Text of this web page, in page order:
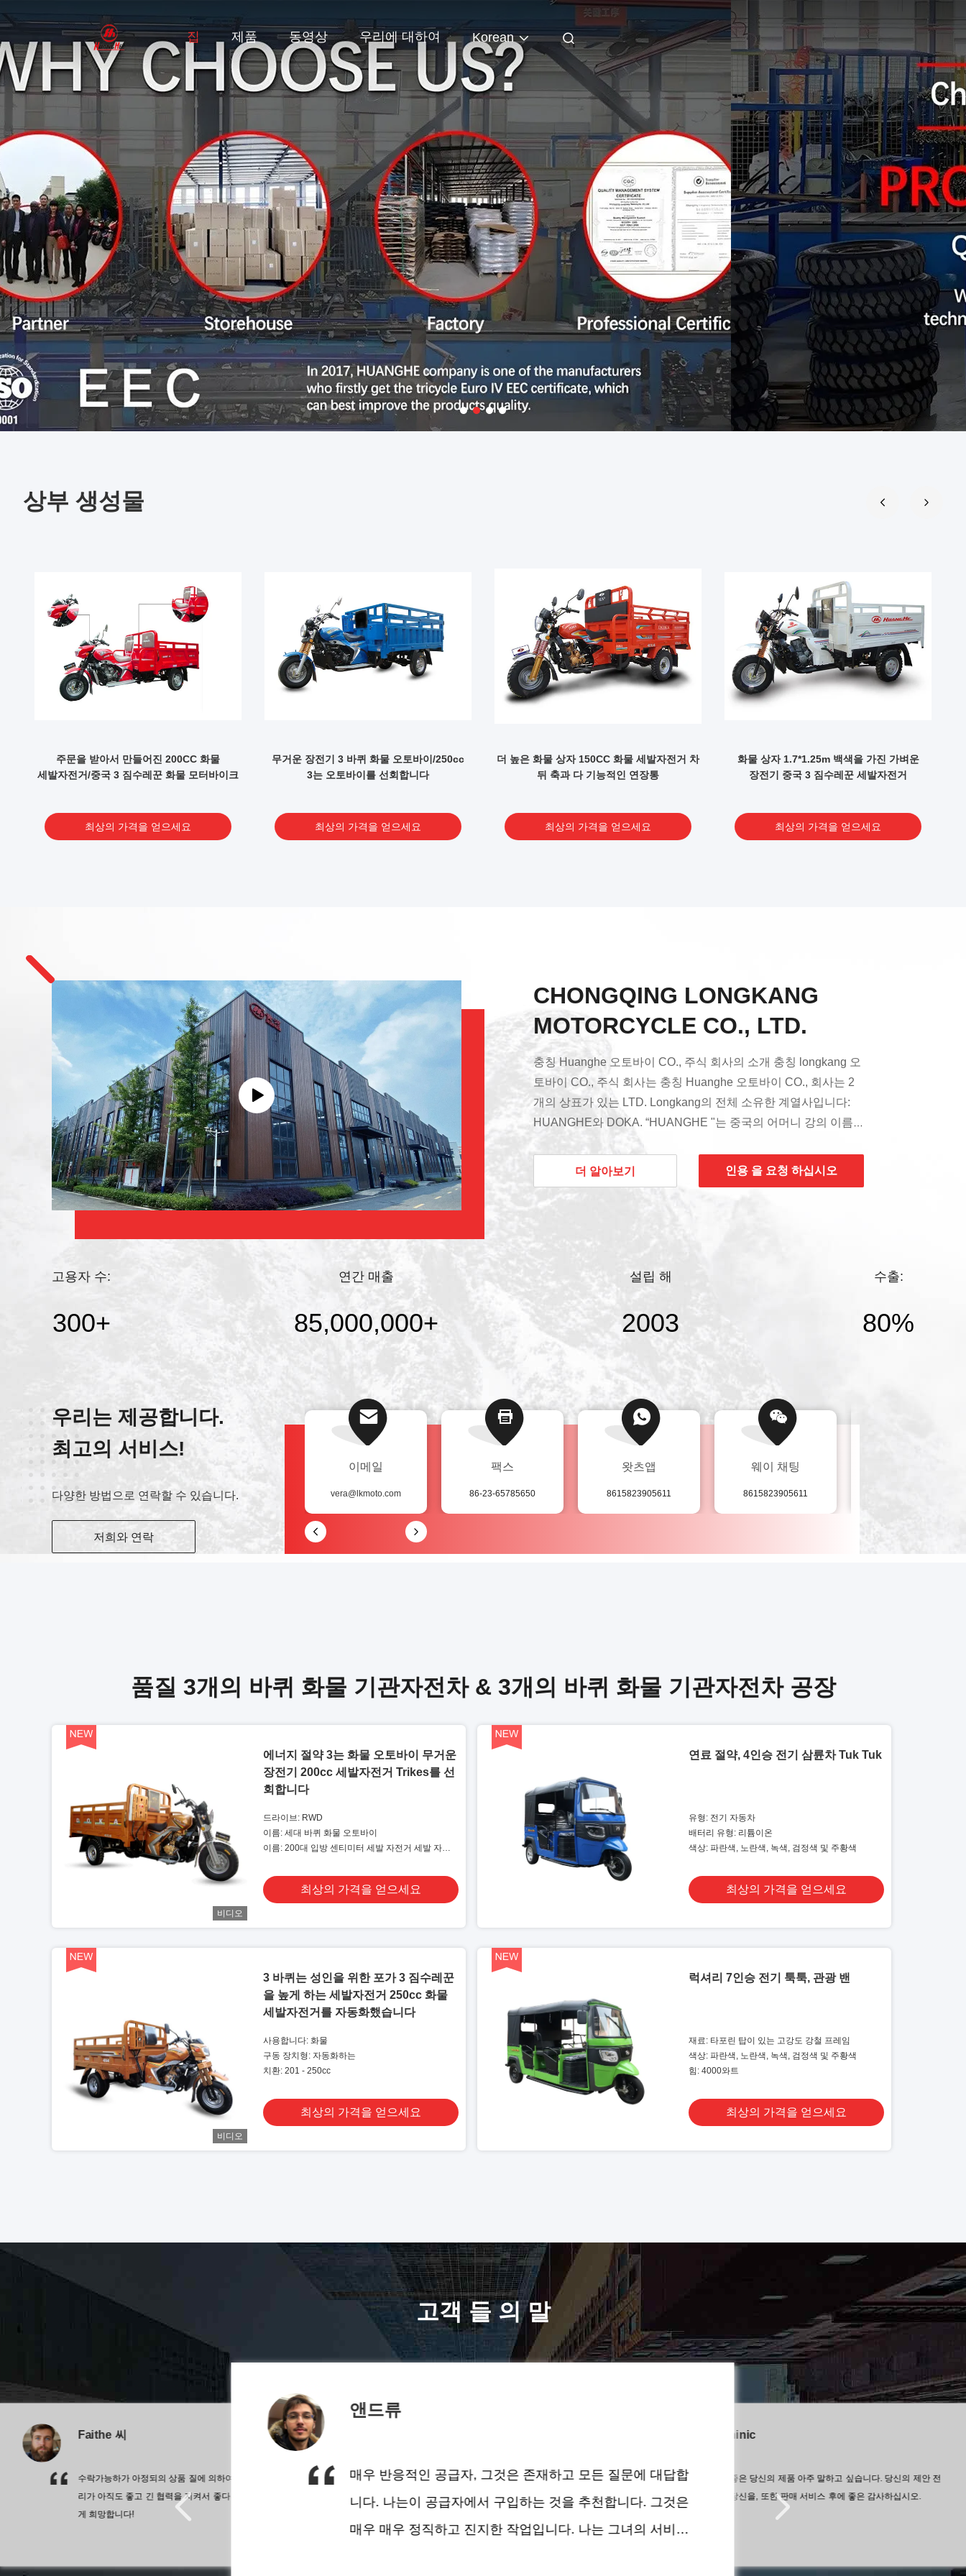
집 제품 동영상 우리에 대하여 Korean
상부 생성물
주문을 받아서 만들어진 200CC 화물
세발자전거/중국 3 짐수레꾼 화물 모터바이크
최상의 가격을 얻으세요
무거운 장전기 3 바퀴 화물 오토바이/250cc
3는 오토바이를 선회합니다
최상의 가격을 얻으세요
더 높은 화물 상자 150CC 화물 세발자전거 차
뒤 축과 다 기능적인 연장통
최상의 가격을 얻으세요
화물 상자 1.7*1.25m 백색을 가진 가벼운
장전기 중국 3 짐수레꾼 세발자전거
최상의 가격을 얻으세요
CHONGQING LONGKANG
MOTORCYCLE CO., LTD.
충칭 Huanghe 오토바이 CO., 주식 회사의 소개 충칭 longkang 오
토바이 CO., 주식 회사는 충칭 Huanghe 오토바이 CO., 회사는 2
개의 상표가 있는 LTD. Longkang의 전체 소유한 계열사입니다:
HUANGHE와 DOKA. “HUANGHE "는 중국의 어머니 강의 이름
입니다. 오토바이를 위한 상표로, “HUANGHE”는 30년 이상의 역
사와 더불어 1970 년대로부터, 기인되었습니다. 그것은 중국 오토
능력과 HUANGHE 사람들의 정신에서 유래하. 충칭 Huanghe 오
바이, 예비 품목 및 관련 기계적인 제품 디자인하고, 생성하고 판매
하기를 전문화됩니다. 오토바이 기초의 Taojia 공업 단지에서 위치
를 알아내어, HUANGHE는 ISO9001의 평가를 통과했습니다:
2000의 국제 경기 품질 관리 체계 및 이겨진 CCC ...
더 알아보기 인용 을 요청 하십시오
고용자 수:
300+
연간 매출
85,000,000+
설립 해
2003
수출:
80%
우리는 제공합니다.
최고의 서비스!
다양한 방법으로 연락할 수 있습니다.
저희와 연락
웨이 채팅
8615823905611
이메일
vera@lkmoto.com
팩스
86-23-65785650
왓츠앱
8615823905611
웨이 채팅
8615823905611
품질 3개의 바퀴 화물 기관자전차 & 3개의 바퀴 화물 기관자전차 공장
비디오
에너지 절약 3는 화물 오토바이 무거운
장전기 200cc 세발자전거 Trikes를 선
회합니다
드라이브: RWD
이름: 세대 바퀴 화물 오토바이
이름: 200대 입방 센티미터 세발 자전거 세발 자전
최상의 가격을 얻으세요
연료 절약, 4인승 전기 삼륜차 Tuk Tuk
유형: 전기 자동차
배터리 유형: 리튬이온
색상: 파란색, 노란색, 녹색, 검정색 및 주황색
최상의 가격을 얻으세요
비디오
3 바퀴는 성인을 위한 포가 3 짐수레꾼
을 높게 하는 세발자전거 250cc 화물
세발자전거를 자동화했습니다
사용합니다: 화물
구동 장치형: 자동화하는
치환: 201 - 250cc
최상의 가격을 얻으세요
럭셔리 7인승 전기 툭툭, 관광 밴
재료: 타포린 탑이 있는 고강도 강철 프레임
색상: 파란색, 노란색, 녹색, 검정색 및 주황색
힘: 4000와트
최상의 가격을 얻으세요
고객 들 의 말
Faithe 씨
수락가능하가 아정되의 상품 질에 의하여, 값을 매깁니다, 우
리가 아직도 좋고 긴 협력을 지켜서 좋다는 것을 나는 근실하
게 희망합니다!
앤드류
매우 반응적인 공급자, 그것은 존재하고 모든 질문에 대답합
니다. 나는이 공급자에서 구입하는 것을 추천합니다. 그것은
매우 매우 정직하고 진지한 작업입니다. 나는 그녀의 서비스
Dominic
나는 좋은 당신의 제품 아주 말하고 싶습니다. 당신의 제안 전
부를 당신을, 또한 판매 서비스 후에 좋은 감사하십시오.
나는 좋은 당신의 제품 아주 말하고 싶습니
부를 당신을, 또한 판매 서비스 후에
거래, 고객 지원, 신속성, 효율성 모두 잘 됐어요 검사 증명서
를 가져왔고 영상과 청구서를 보냈어요하지만 무거운 제품이
라서운송 당시 상자에는 구멍이 있었지만 재료는 고장없고